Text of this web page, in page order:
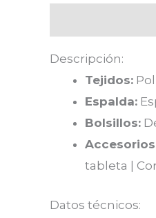
Descripción:
Tejidos:
Espalda:
Bolsillos:
tableta |
Datos técnicos: